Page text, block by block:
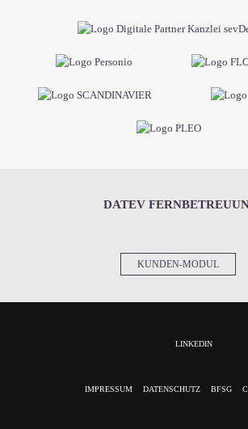
DATEV
KUNDEN-MODUL
LINKEDIN
NAVIGATION
IMPRESSUM DATENSCHUTZ BFSG